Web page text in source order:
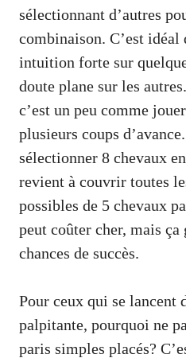
sélectionnant d’autres
combinaison. C’est idéal
intuition forte sur
doute plane sur les
c’est un peu comme
plusieurs coups
sélectionner 8 chevaux
revient à couvrir toutes
possibles de 5 chevaux
peut coûter cher, mais ça
chances de succès.
Pour ceux qui se lancent
palpitante, pourquoi ne
paris simples placés?